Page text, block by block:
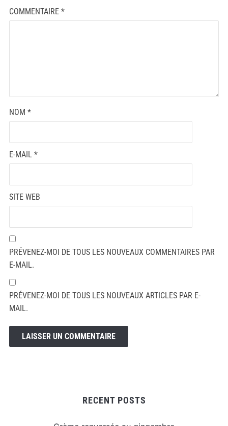
COMMENTAIRE *
NOM *
E-MAIL *
SITE WEB
PRÉVENEZ-MOI DE TOUS LES NOUVEAUX COMMENTAIRES PAR
E-MAIL.
PRÉVENEZ-MOI DE TOUS LES NOUVEAUX ARTICLES PAR E-
MAIL.
RECENT POSTS